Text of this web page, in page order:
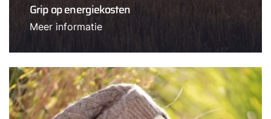
Grip op energiekosten
Meer informatie